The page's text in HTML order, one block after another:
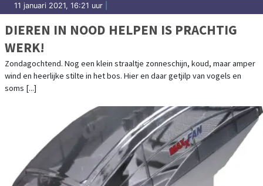
11 januari 2021, 16:21 uur
DIEREN IN NOOD HELPEN IS PRACHTIG
WERK!
Zondagochtend. Nog een klein straaltje zonneschijn, koud, maar amper
wind en heerlijke stilte in het bos. Hier en daar getjilp van vogels en
soms [...]